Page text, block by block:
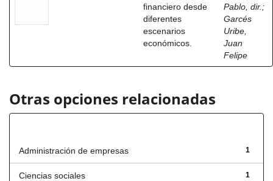
financiero desde
diferentes
escenarios
económicos.
Pablo, dir. ;
Garcés
Uribe,
Juan
Felipe
Otras opciones relacionadas
1
Administración de empresas
1
Ciencias sociales